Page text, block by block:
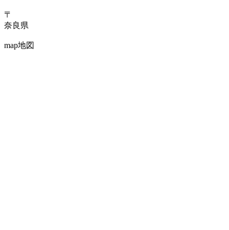
〒
奈良県
map地図